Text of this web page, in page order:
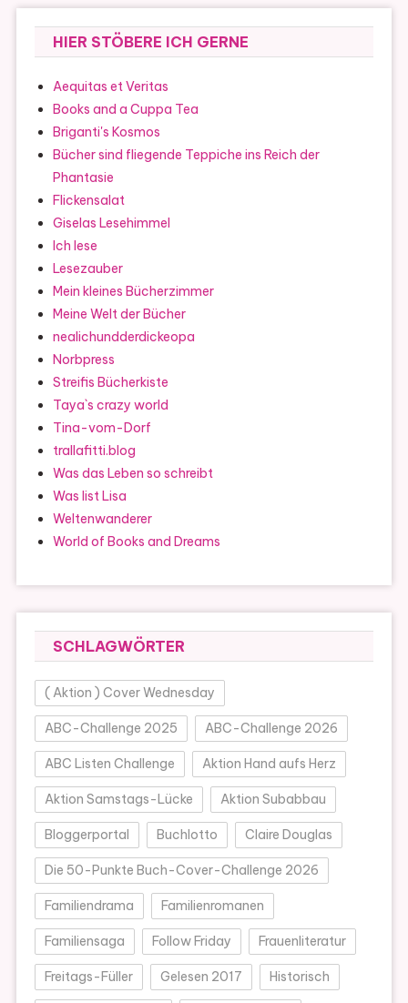
HIER STÖBERE ICH GERNE
Aequitas et Veritas
Books and a Cuppa Tea
Briganti's Kosmos
Bücher sind fliegende Teppiche ins Reich der
Phantasie
Flickensalat
Giselas Lesehimmel
Ich lese
Lesezauber
Mein kleines Bücherzimmer
Meine Welt der Bücher
nealichundderdickeopa
Norbpress
Streifis Bücherkiste
Taya`s crazy world
Tina-vom-Dorf
trallafitti.blog
Was das Leben so schreibt
Was list Lisa
Weltenwanderer
World of Books and Dreams
SCHLAGWÖRTER
( Aktion ) Cover Wednesday
ABC-Challenge 2025 ABC-Challenge 2026
ABC Listen Challenge Aktion Hand aufs Herz
Aktion Samstags-Lücke Aktion Subabbau
Bloggerportal Buchlotto Claire Douglas
Die 50-Punkte Buch-Cover-Challenge 2026
Familiendrama Familienromanen
Familiensaga Follow Friday Frauenliteratur
Freitags-Füller Gelesen 2017 Historisch